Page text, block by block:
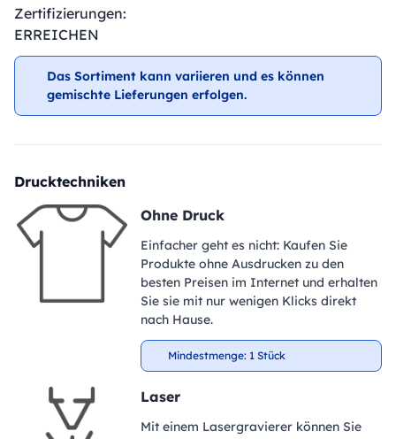
Zertifizierungen:
ERREICHEN
Das Sortiment kann variieren und es können
gemischte Lieferungen erfolgen.
Drucktechniken
Ohne Druck
Einfacher geht es nicht: Kaufen Sie
Produkte ohne Ausdrucken zu den
besten Preisen im Internet und erhalten
Sie sie mit nur wenigen Klicks direkt
nach Hause.
Mindestmenge: 1 Stück
Laser
Mit einem Lasergravierer können Sie